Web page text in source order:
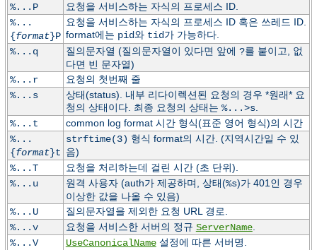
%...P
요청을 서비스하는 자식의 프로세스 ID.
%...
{format}P
요청을 서비스하는 자식의 프로세스 ID 혹은 쓰레드 ID.
format에는 pid와 tid가 가능하다.
%...q
질의문자열 (질의문자열이 있다면 앞에 ?를 붙이고, 없
다면 빈 문자열)
%...r
요청의 첫번째 줄
%...s
상태(status). 내부 리다이렉션된 요청의 경우 *원래* 요
청의 상태이다. 최종 요청의 상태는 %...>s.
%...t
common log format 시간 형식(표준 영어 형식)의 시간
%...
{format}t
strftime(3) 형식 format의 시간. (지역시간일 수 있
음)
%...T
요청을 처리하는데 걸린 시간 (초 단위).
%...u
원격 사용자 (auth가 제공하며, 상태(%s)가 401인 경우
이상한 값을 나올 수 있음)
%...U
질의문자열을 제외한 요청 URL 경로.
%...v
요청을 서비스한 서버의 정규 ServerName.
%...V
UseCanonicalName설정에 따른 서버명.